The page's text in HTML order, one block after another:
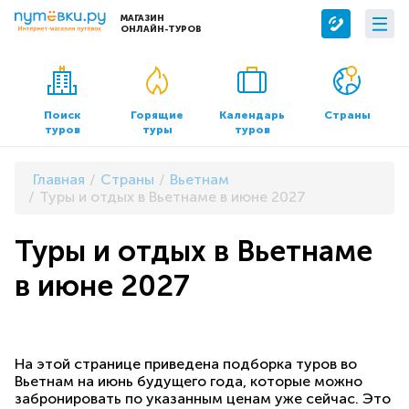
МАГАЗИН
ОНЛАЙН-ТУРОВ
Сервисы
Бронирование отелей
Трансфер
О компании
О нас
Контакты
Документы и реквизиты
Поиск
туров
Горящие
туры
Календарь
туров
Страны
Главная Страны
Вьетнам
Туры и отдых в Вьетнаме в июне 2027
Туры и отдых в Вьетнаме
в июне 2027
На этой странице приведена подборка туров во
Вьетнам на июнь будущего года, которые можно
забронировать по указанным ценам уже сейчас. Это